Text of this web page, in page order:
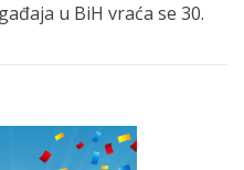
u BiH vraća se 30.